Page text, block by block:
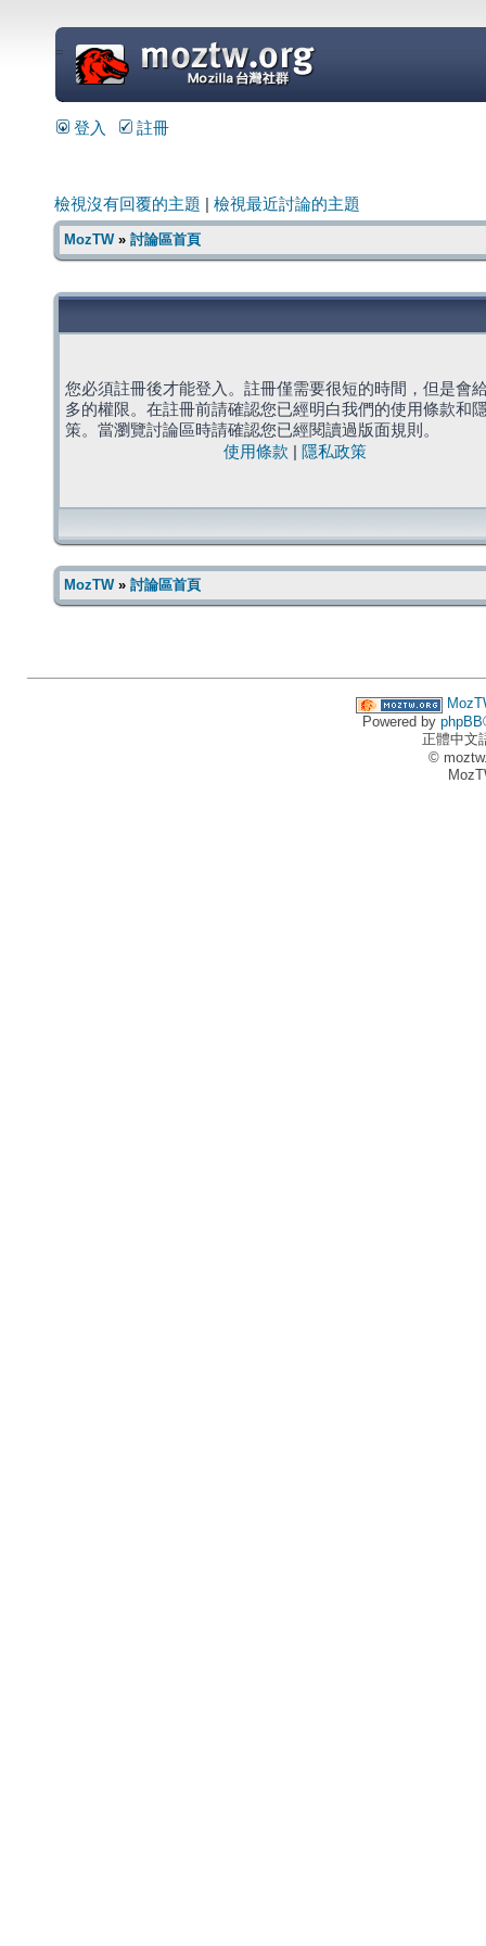
=
登入 註冊
檢視沒有回覆的主題 檢視最近討論的主題
MozTW» 討論區首頁
您必須註冊後才能登入。註冊僅需要很短的時間，但是會
多的權限。在註冊前請確認您已經明白我們的使用條款和
策。當瀏覽討論區時請確認您已經閱讀過版面規則。
使用條款
隱私政策
MozTW» 討論區首頁
Powered by phpBB
正體中文
©